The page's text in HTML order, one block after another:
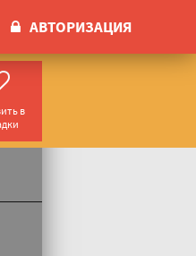
АВТОРИЗАЦИЯ
в